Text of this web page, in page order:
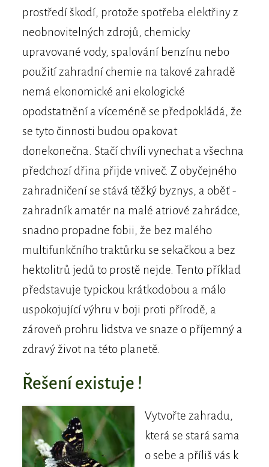
prostředí škodí, protože spotřeba elektřiny z
neobnovitelných zdrojů, chemicky
upravované vody, spalování benzínu nebo
použití zahradní chemie na takové zahradě
nemá ekonomické ani ekologické
opodstatnění a víceméně se předpokládá, že
se tyto činnosti budou opakovat
donekonečna. Stačí chvíli vynechat a všechna
předchozí dřina přijde vniveč. Z obyčejného
zahradničení se stává těžký byznys, a oběť -
zahradník amatér na malé atriové zahrádce,
snadno propadne fobii, že bez malého
multifunkčního traktůrku se sekačkou a bez
hektolitrů jedů to prostě nejde. Tento příklad
představuje typickou krátkodobou a málo
uspokojující výhru v boji proti přírodě, a
zároveň prohru lidstva ve snaze o příjemný a
zdravý život na této planetě.
Řešení existuje !
Vytvořte zahradu,
která se stará sama
o sebe a příliš vás k